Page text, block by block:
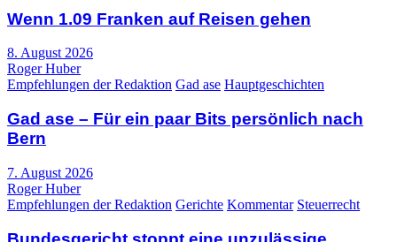
Wenn 1.09 Franken auf Reisen gehen
8. August 2026
Roger Huber
Empfehlungen der Redaktion Gad ase Hauptgeschichten
Gad ase – Für ein paar Bits persönlich nach
Bern
7. August 2026
Roger Huber
Empfehlungen der Redaktion Gerichte Kommentar Steuerrecht